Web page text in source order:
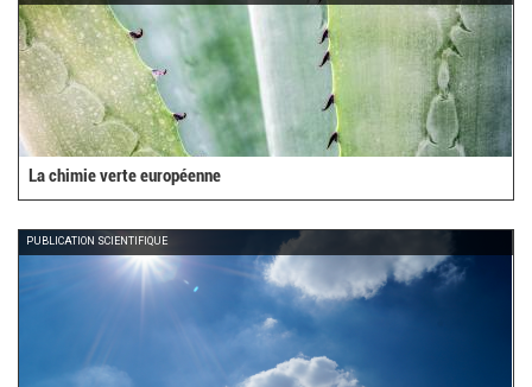
La chimie verte européenne
PUBLICATION SCIENTIFIQUE